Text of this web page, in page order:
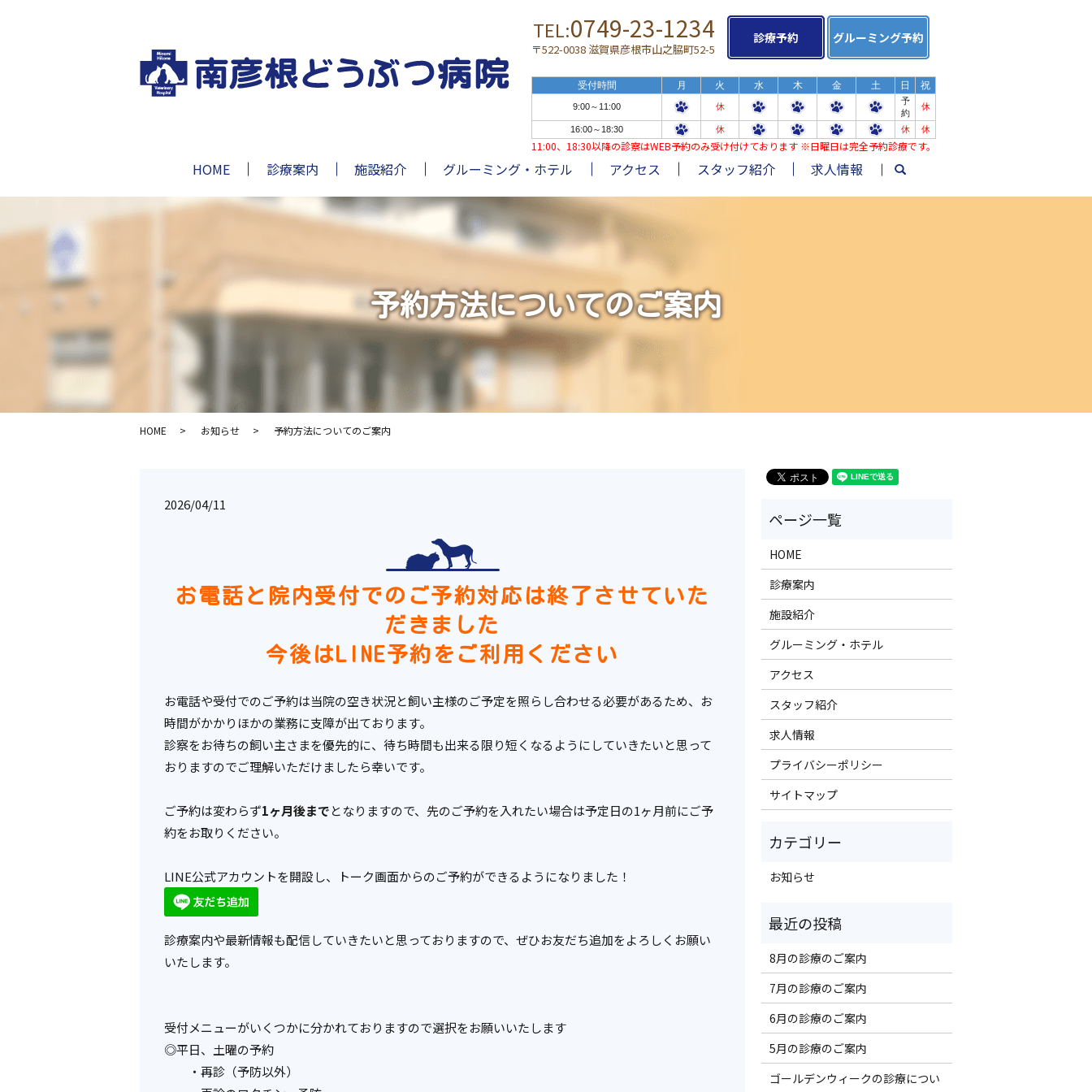
TEL:0749-23-1234
〒522-0038 滋賀県彦根市山之脇町52-5
診療予約 グルーミング予約
受付時間 月 火 水 木 金 土 日 祝
9:00～11:00 休
予
約
休
16:00～18:30 休 休 休
11:00、18:30以降の診察はWEB予約のみ受け付けております ※日曜日は完全予約診療です。
HOME 診療案内 施設紹介 グルーミング・ホテル アクセス スタッフ紹介 求人情報 search
予約方法についてのご案内
HOME お知らせ 予約方法についてのご案内
2026/04/11
お電話と院内受付でのご予約対応は終了させていた
だきました
今後はLINE予約をご利用ください
お電話や受付でのご予約は当院の空き状況と飼い主様のご予定を照らし合わせる必要があるため、お
時間がかかりほかの業務に支障が出ております。
診察をお待ちの飼い主さまを優先的に、待ち時間も出来る限り短くなるようにしていきたいと思って
おりますのでご理解いただけましたら幸いです。
ご予約は変わらず1ヶ月後までとなりますので、先のご予約を入れたい場合は予定日の1ヶ月前にご予
約をお取りください。
LINE公式アカウントを開設し、トーク画面からのご予約ができるようになりました！
診療案内や最新情報も配信していきたいと思っておりますので、ぜひお友だち追加をよろしくお願い
いたします。
受付メニューがいくつかに分かれておりますので選択をお願いいたします
◎平日、 土曜の予約
・再診（予防以外）
HOME
診療案内
施設紹介
グルーミング・ホテル
アクセス
スタッフ紹介
求人情報
プライバシーポリシー
サイトマップ
お知らせ
8月の診療のご案内
7月の診療のご案内
6月の診療のご案内
5月の診療のご案内
ゴールデンウィークの診療につい